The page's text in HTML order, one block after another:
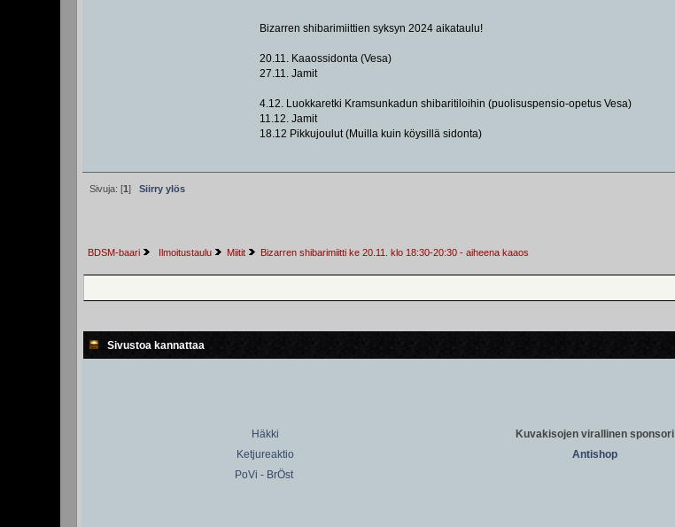
Bizarren shibarimiittien syksyn 2024 aikataulu!
20.11. Kaaossidonta (Vesa)
27.11. Jamit
4.12. Luokkaretki Kramsunkadun shibaritiloihin (puolisuspensio-opetus Vesa)
11.12. Jamit
18.12 Pikkujoulut (Muilla kuin köysillä sidonta)
Sivuja: [1]Siirry ylös
BDSM-baari Ilmoitustaulu Miitit Bizarren shibarimiitti ke 20.11. klo 18:30-20:30 - aiheena kaaos
Sivustoa kannattaa
Häkki Kuvakisojen virallinen sponsori
Ketjureaktio
Antishop
PoVi - BrÖst